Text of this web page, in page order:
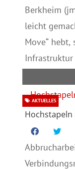
Berkheim
leicht
Move“
AKTUELLES